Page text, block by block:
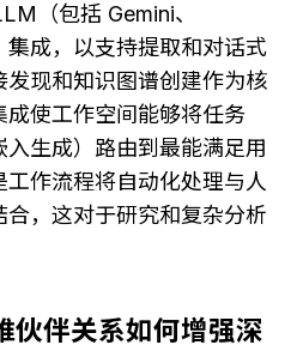
（包括 Gemini、
成，以支持提取和对话式
现和知识图谱创建作为核
使工作空间能够将任务
入生成）路由到最能满足用
作流程将自动化处理与人
，这对于研究和复杂分析
伙伴关系如何增强深